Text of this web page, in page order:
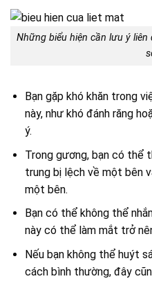
Những biểu hiện cần lưu ý
Bạn gặp khó khăn trong
này, như khó đánh răng
ý.
Trong gương, bạn có thể
trung bị lệch về một bên
một bên.
Bạn có thể không thể
này có thể làm mắt trở
Nếu bạn không thể huýt
cách bình thường, đây